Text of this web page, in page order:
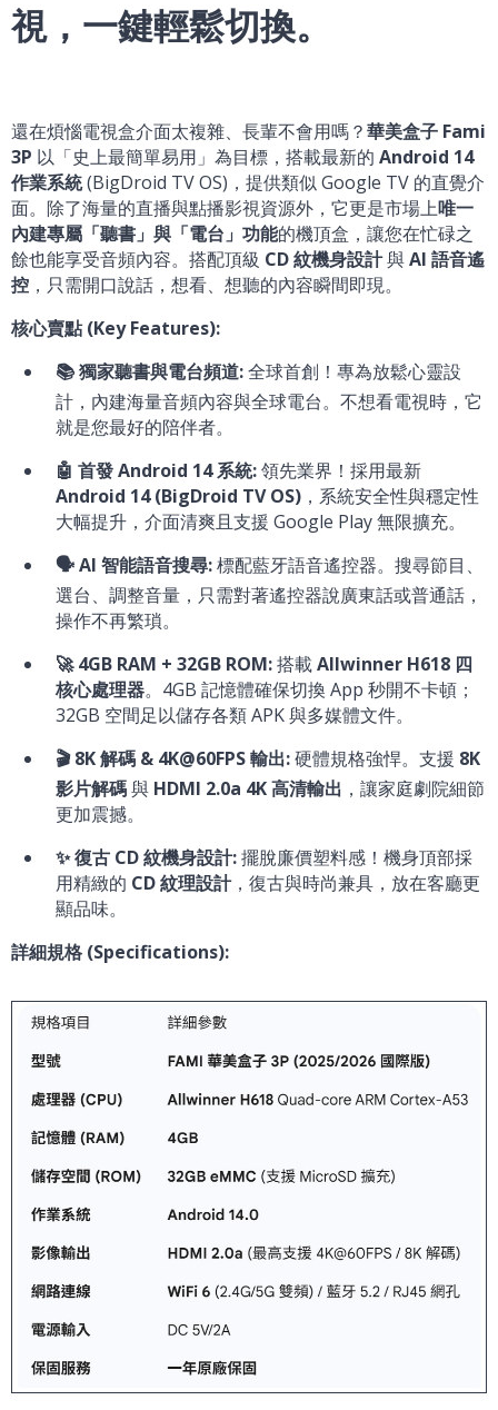
視，一鍵輕鬆切換。
還在煩惱電視盒介面太複雜、長輩不會用嗎？華美盒子 Fami
3P 以「史上最簡單易用」為目標，搭載最新的 Android 14
作業系統(BigDroid TV OS)，提供類似 Google TV 的直覺介
面。除了海量的直播與點播影視資源外，它更是市場上唯一
內建專屬「聽書」與「電台」功能的機頂盒，讓您在忙碌之
餘也能享受音頻內容。搭配頂級 CD 紋機身設計與AI 語音遙
控 ，只需開口說話，想看、想聽的內容瞬間即現。
核心賣點 (Key Features):
📚 獨家聽書與電台頻道:全球首創！專為放鬆心靈設
計，內建海量音頻內容與全球電台。不想看電視時，它
就是您最好的陪伴者。
🤖 首發 Android 14 系統:領先業界！採用最新
Android 14 (BigDroid TV OS) ，系統安全性與穩定性
大幅提升，介面清爽且支援 Google Play 無限擴充。
🗣️ AI 智能語音搜尋:標配藍牙語音遙控器。搜尋節目、
選台、調整音量，只需對著遙控器說廣東話或普通話，
操作不再繁瑣。
🚀 4GB RAM + 32GB ROM:搭載Allwinner H618 四
核心處理器。4GB 記憶體確保切換 App 秒開不卡頓；
32GB 空間足以儲存各類 APK 與多媒體文件。
🎬 8K 解碼 & 4K@60FPS 輸出:硬體規格強悍。支援 8K
影片解碼與 HDMI 2.0a 4K 高清輸出 ，讓家庭劇院細節
更加震撼。
✨ 復古 CD 紋機身設計:擺脫廉價塑料感！機身頂部採
用精緻的 CD 紋理設計，復古與時尚兼具，放在客廳更
顯品味。
詳細規格 (Specifications):